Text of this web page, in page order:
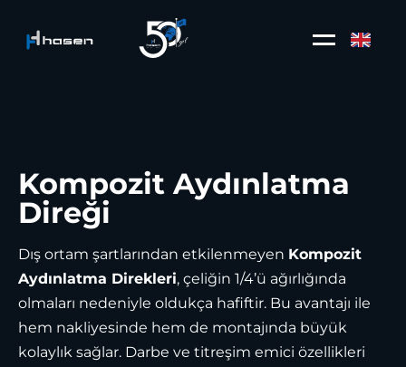
Menu
Kompozit Aydınlatma
Direği
Dış ortam şartlarından etkilenmeyen Kompozit
Aydınlatma Direkleri, çeliğin 1/4’ü ağırlığında
olmaları nedeniyle oldukça hafiftir. Bu avantajı ile
hem nakliyesinde hem de montajında büyük
kolaylık sağlar. Darbe ve titreşim emici özellikleri